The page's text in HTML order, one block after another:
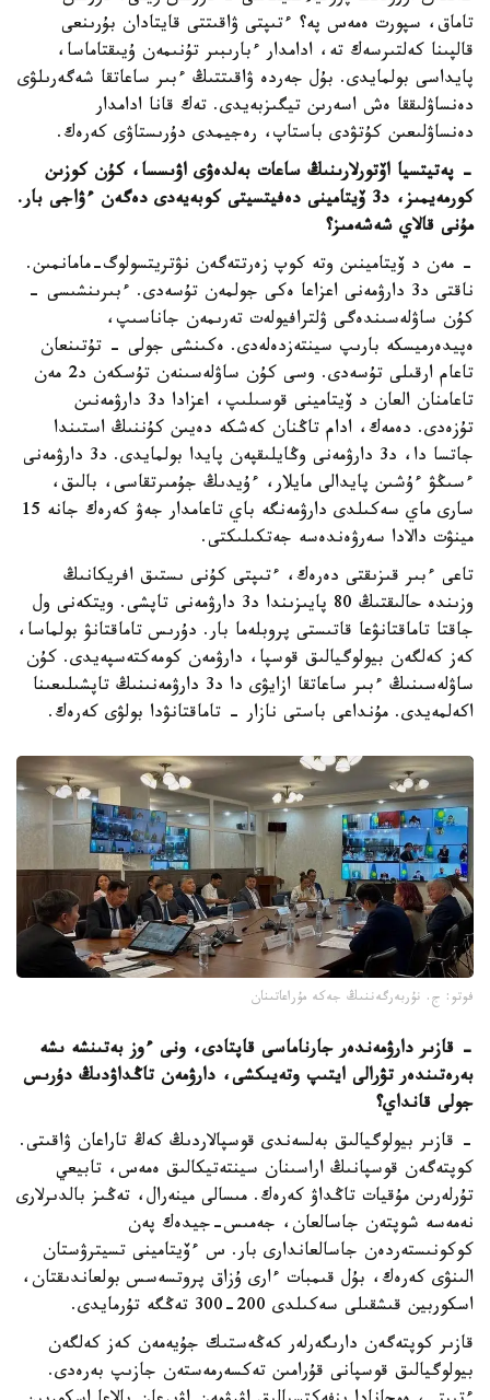
تاماق، سپورت ەمەس پە؟ ءتىپتى ۋاقىتتى قايتادان بۇرىنعى
قالپىنا كەلتىرسەك تە، ادامدار ءبارىبىر تۇنىمەن ۇيىقتاماسا،
پايداسى بولمايدى. بۇل جەردە ۋاقىتتىڭ ءبىر ساعاتقا شەگەرىلۋى
دەنساۋلىققا ەش اسەرىن تيگىزبەيدى. تەك قانا ادامدار
دەنساۋلىعىن كۇتۋدى باستاپ، رەجيمدى دۇرىستاۋى كەرەك.
- پەتيتسيا اۆتورلارىنىڭ ساعات بەلدەۋى اۋىسسا، كۇن كوزىن
كورمەيمىز، د3 ۆيتامينى دەفيتسيتى كوبەيەدى دەگەن ءۋاجى بار.
مۇنى قالاي شەشەمىز؟
- مەن د ۆيتامينىن وتە كوپ زەرتتەگەن نۋتريتسولوگ-مامانمىن.
ناقتى د3 دارۋمەنى اعزاعا ەكى جولمەن تۇسەدى. ءبىرىنشىسى -
كۇن ساۋلەسىندەگى ۋلترافيولەت تەرىمەن جاناسىپ،
ەپيدەرميسكە بارىپ سينتەزدەلەدى. ەكىنشى جولى - تۇتىنعان
تاعام ارقىلى تۇسەدى. وسى كۇن ساۋلەسىنەن تۇسكەن د2 مەن
تاعامنان العان د ۆيتامينى قوسىلىپ، اعزادا د3 دارۋمەنىن
تۇزەدى. دەمەك، ادام تاڭنان كەشكە دەيىن كۇننىڭ استىندا
جاتسا دا، د3 دارۋمەنى وڭايلىقپەن پايدا بولمايدى. د3 دارۋمەنى
ءسىڭۋ ءۇشىن پايدالى مايلار، ءۇيدىڭ جۇمىرتقاسى، بالىق،
سارى ماي سەكىلدى دارۋمەنگە باي تاعامدار جەۋ كەرەك جانە 15
مينۋت دالادا سەرۋەندەسە جەتكىلىكتى.
تاعى ءبىر قىزىقتى دەرەك، ءتىپتى كۇنى ىستىق افريكانىڭ
وزىندە حالىقتىڭ 80 پايىزىندا د3 دارۋمەنى تاپشى. ويتكەنى ول
جاقتا تاماقتانۋعا قاتىستى پروبلەما بار. دۇرىس تاماقتانۋ بولماسا،
كەز كەلگەن بيولوگيالىق قوسپا، دارۋمەن كومەكتەسپەيدى. كۇن
ساۋلەسىنىڭ ءبىر ساعاتقا ازايۋى دا د3 دارۋمەنىنىڭ تاپشىلىعىنا
اكەلمەيدى. مۇنداعى باستى نازار - تاماقتانۋدا بولۋى كەرەك.
فوتو: ج. نۇربەرگەننىڭ جەكە مۇراعاتىنان
- قازىر دارۋمەندەر جارناماسى قاپتادى، ونى ءوز بەتىنشە ىشە
بەرەتىندەر تۋرالى ايتىپ وتەيىكشى، دارۋمەن تاڭداۋدىڭ دۇرىس
جولى قانداي؟
- قازىر بيولوگيالىق بەلسەندى قوسپالاردىڭ كەڭ تاراعان ۋاقىتى.
كوپتەگەن قوسپانىڭ اراسىنان سينتەتيكالىق ەمەس، تابيعي
تۇرلەرىن مۇقيات تاڭداۋ كەرەك. مىسالى مينەرال، تەڭىز بالدىرلارى
نەمەسە شوپتەن جاسالعان، جەمىس-جيدەك پەن
كوكونىستەردەن جاسالعاندارى بار. س ءۆيتامينى تسيترۋستان
الىنۋى كەرەك، بۇل قىمبات ءارى ۇزاق پروتسەسس بولعاندىقتان،
اسكوربين قىشقىلى سەكىلدى 200-300 تەڭگە تۇرمايدى.
قازىر كوپتەگەن دارىگەرلەر كەڭەستىك جۇيەمەن كەز كەلگەن
بيولوگيالىق قوسپانى قۇرامىن تەكسەرمەستەن جازىپ بەرەدى.